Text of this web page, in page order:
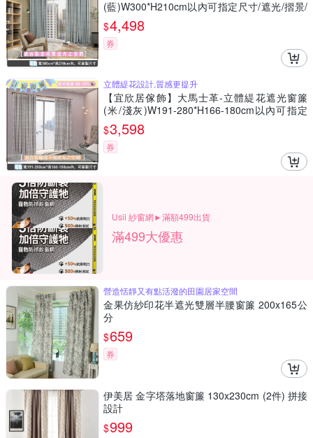
(藍)W300*H210cm以內可指定尺寸/遮光/摺景/
落地/窗簾/台灣製MIT
$4,498
券
立體緹花設計,質感更提升
【宜欣居傢飾】大馬士革-立體緹花遮光窗簾
(米/淺灰)W191-280*H166-180cm以內可指定
尺寸/遮光/摺景/半腰/窗簾/台灣製MIT
$3,598
券
Usii 紗窗網►滿額499出貨
滿499大優惠
營造恬靜又有點活潑的田園居家空間
金果仿紗印花半遮光雙層半腰窗簾 200x165公
分
$659
券
伊美居 金字塔落地窗簾 130x230cm (2件) 拼接
設計
$999